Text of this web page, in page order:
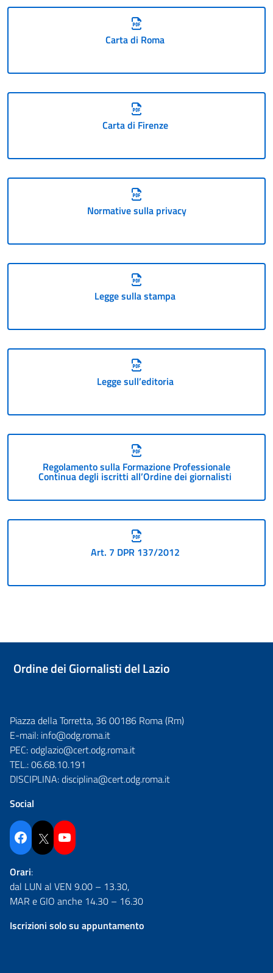
Carta di Roma
Carta di Firenze
Normative sulla privacy
Legge sulla stampa
Legge sull’editoria
Regolamento sulla Formazione Professionale
Continua degli iscritti all’Ordine dei giornalisti
Art. 7 DPR 137/2012
Ordine dei Giornalisti del Lazio
Piazza della Torretta, 36 00186 Roma (Rm)
E-mail: info@odg.roma.it
PEC:odglazio@cert.odg.roma.it
TEL.:06.68.10.191
DISCIPLINA:disciplina@cert.odg.roma.it
Social
Facebook Twitter YouTube
Orari:
dal LUN al VEN 9.00 – 13.30,
MAR e GIO anche 14.30 – 16.30
Iscrizioni solo su appuntamento